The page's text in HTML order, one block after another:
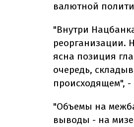
валютной
"Внутри
реорганизации.
ясна позиция
очередь,
происходящем", -
"Объемы на
выводы - на